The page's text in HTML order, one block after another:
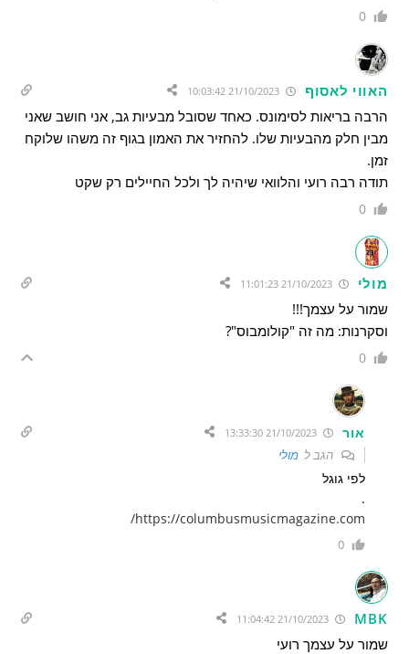
0
האווי לאסוף 21/10/2023 10:03:42
הרבה בריאות לסימונס. כאחד שסובל מבעיות גב, אני חושב שאני
מבין חלק מהבעיות שלו. להחזיר את האמון בגוף זה משהו שלוקח
זמן.
תודה רבה רועי והלוואי שיהיה לך ולכל החיילים רק שקט
0
מולי 21/10/2023 11:01:23
שמור על עצמך!!!
וסקרנות: מה זה "קולומבוס"?
0
אור
הגב למולי
לפי גוגל
.
https://columbusmusicmagazine.com/
0
MBK
שמור על עצמך רועי